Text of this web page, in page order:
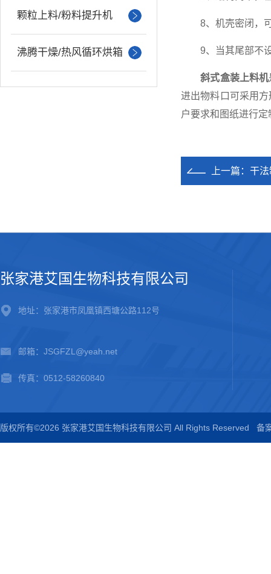
颗粒上料/粉料提升机
沸腾干燥/热风循环烘箱
8、机壳密闭，可
9、当其尾部不设
斜式盒装上料机
进出物料口可采用
户要求和图纸进行
上一篇： 干法
张家港艾国生物科技有限公司
地址：张家港市凤凰镇西塘公路112号
邮箱：JSGFZL@yeah.net
传真：0512-58260840
版权所有©2026 张家港艾国生物科技有限公司 All Rights Reserved 备